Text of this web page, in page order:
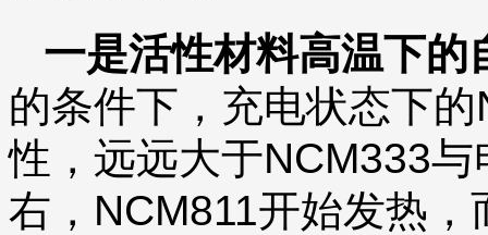
一是活性材料高温下的
的条件下，充电状态下
性，远远大于NCM333
右，NCM811开始发热